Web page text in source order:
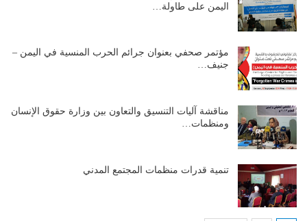
اليمن على طاولة…
مؤتمر صحفي بعنوان جرائم الحرب المنسية في اليمن –
جنيف…
مناقشة آليات التنسيق والتعاون بين وزارة حقوق الإنسان
ومنظمات…
تنمية قدرات منظمات المجتمع المدني